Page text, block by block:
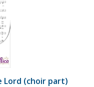
Lord (choir part)